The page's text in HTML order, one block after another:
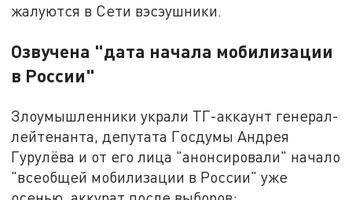
жалуются в Сети вэсэушники.
Озвучена "дата начала мобилизации
в России"
Злоумышленники украли ТГ-аккаунт генерал-
лейтенанта, депутата Госдумы Андрея
Гурулёва и от его лица "анонсировали" начало
"всеобщей мобилизации в России" уже